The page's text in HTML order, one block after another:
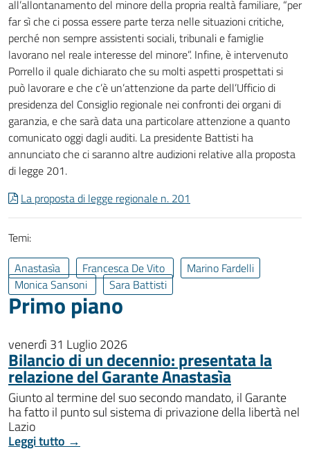
all’allontanamento del minore della propria realtà familiare, “per
far sì che ci possa essere parte terza nelle situazioni critiche,
perché non sempre assistenti sociali, tribunali e famiglie
lavorano nel reale interesse del minore”. Infine, è intervenuto
Porrello il quale dichiarato che su molti aspetti prospettati si
può lavorare e che c’è un’attenzione da parte dell’Ufficio di
presidenza del Consiglio regionale nei confronti dei organi di
garanzia, e che sarà data una particolare attenzione a quanto
comunicato oggi dagli auditi. La presidente Battisti ha
annunciato che ci saranno altre audizioni relative alla proposta
di legge 201.
La proposta di legge regionale n. 201
Temi:
Anastasìa
Francesca De Vito
Marino Fardelli
Monica Sansoni
Sara Battisti
Primo piano
venerdì 31 Luglio 2026
Bilancio di un decennio: presentata la
relazione del Garante Anastasìa
Giunto al termine del suo secondo mandato, il Garante
ha fatto il punto sul sistema di privazione della libertà nel
Lazio
Leggi tutto →